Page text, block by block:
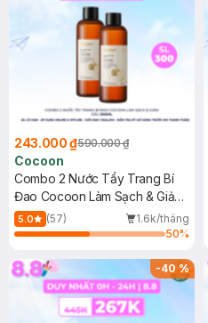
243.000 ₫590.000 ₫
Cocoon
Combo 2 Nước Tẩy Trang Bí
Đao Cocoon Làm Sạch & Giảm
Dầu 500ml
5.0 (57)
1.6k/tháng
50%
-40%